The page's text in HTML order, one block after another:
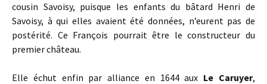
cousin Savoisy, puisque les enfants du bâtard Henri de
Savoisy, à qui elles avaient été données, n’eurent pas de
postérité. Ce François pourrait être le constructeur du
premier château.
Elle échut enfin par alliance en 1644 aux Le Caruyer,